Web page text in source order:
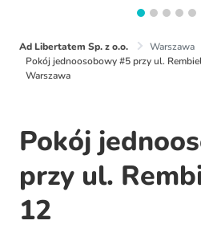
Ad Libertatem Sp. z o.o.
Warszawa
Pokój jednoosobowy #5 przy ul.
Warszawa
Pokój
przy ul.
12